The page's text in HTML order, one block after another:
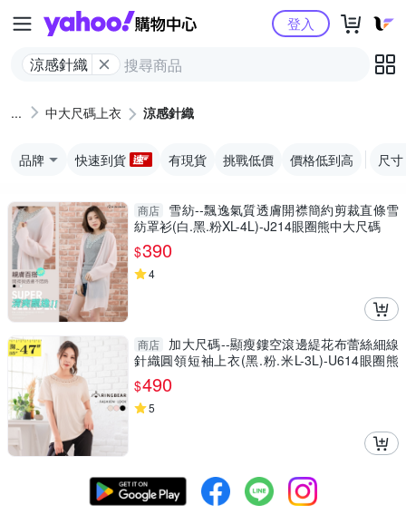
Yahoo購物中心
涼感針織
登入
中大尺碼上衣 涼感針織
品牌 快速到貨 有現貨 挑戰低價 價格低到高 尺寸
商店
雪紡--飄逸氣質透膚開襟簡約剪裁直條雪
紡罩衫(白.黑.粉XL-4L)-J214眼圈熊中大尺碼
$390
4
商店
加大尺碼--顯瘦鏤空滾邊緹花布蕾絲細線
針織圓領短袖上衣(黑.粉.米L-3L)-U614眼圈熊
中大尺碼
$490
5